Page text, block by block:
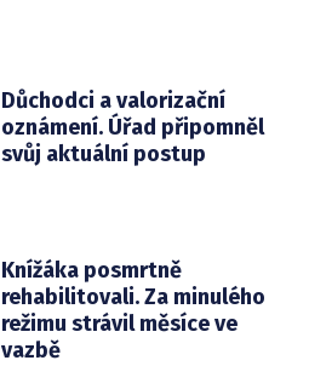
Důchodci a valorizační
oznámení. Úřad připomněl
svůj aktuální postup
Knížáka posmrtně
rehabilitovali. Za minulého
režimu strávil měsíce ve
vazbě